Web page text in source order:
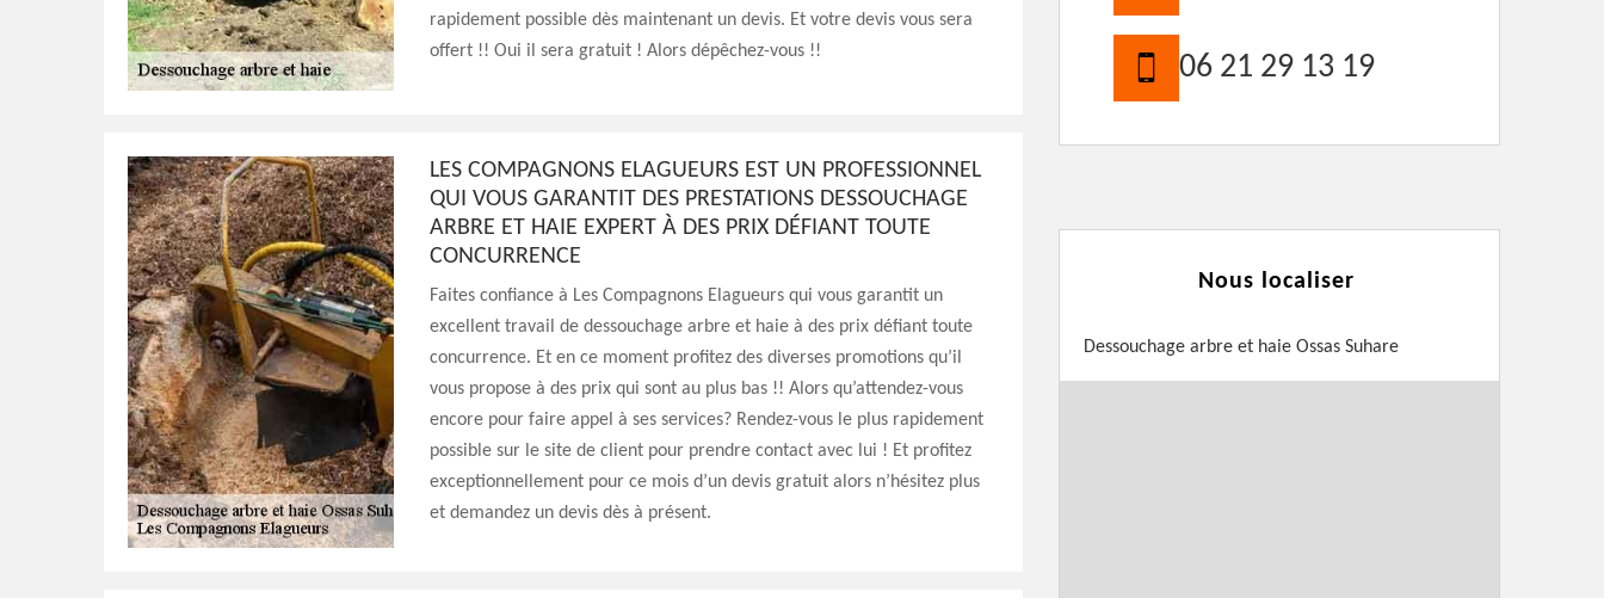
rapidement possible dès maintenant un devis. Et votre devis vous sera
offert !! Oui il sera gratuit ! Alors dépêchez-vous !!
LES COMPAGNONS ELAGUEURS EST UN PROFESSIONNEL
QUI VOUS GARANTIT DES PRESTATIONS DESSOUCHAGE
ARBRE ET HAIE EXPERT À DES PRIX DÉFIANT TOUTE
CONCURRENCE
Faites confiance à Les Compagnons Elagueurs qui vous garantit un
excellent travail de dessouchage arbre et haie à des prix défiant toute
concurrence. Et en ce moment profitez des diverses promotions qu’il
vous propose à des prix qui sont au plus bas !! Alors qu’attendez-vous
encore pour faire appel à ses services? Rendez-vous le plus rapidement
possible sur le site de client pour prendre contact avec lui ! Et profitez
exceptionnellement pour ce mois d’un devis gratuit alors n’hésitez plus
et demandez un devis dès à présent.
06 21 29 13 19
Nous localiser
Dessouchage arbre et haie Ossas Suhare